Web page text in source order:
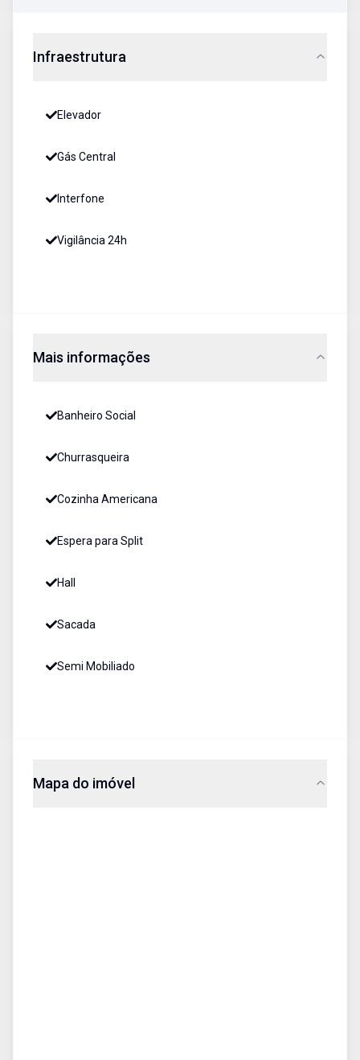
Infraestrutura
Elevador
Gás Central
Interfone
Vigilância 24h
Mais informações
Banheiro Social
Churrasqueira
Cozinha Americana
Espera para Split
Hall
Sacada
Semi Mobiliado
Mapa do imóvel